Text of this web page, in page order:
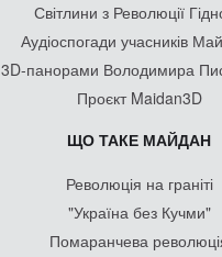
Світлини з Революції
Аудіоспогади учасників
3D-панорами Володимира
Проєкт Maidan3D
ЩО ТАКЕ МАЙДАН
Революція на граніті
"Україна без Кучми"
Помаранчева